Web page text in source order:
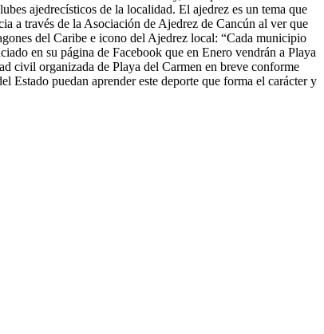
ajedrecísticos de la localidad. El ajedrez es un tema que
a través de la Asociación de Ajedrez de Cancún al ver que
del Caribe e icono del Ajedrez local: “Cada municipio
en su página de Facebook que en Enero vendrán a Playa
civil organizada de Playa del Carmen en breve conforme
Estado puedan aprender este deporte que forma el carácter y